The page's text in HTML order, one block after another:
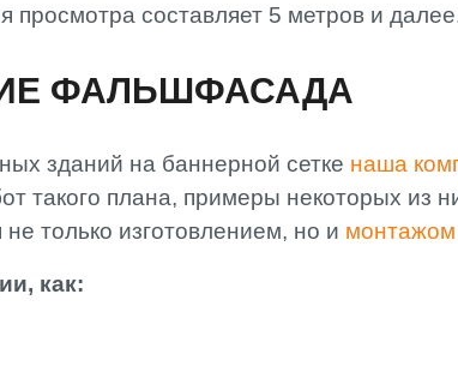
МОНТАЖ
ОПЛАТА И
просмотра составляет 5 метров и
ФАЛЬШФАСАДА
зданий на баннерной сетке наша
такого плана, примеры некоторых из
только изготовлением, но и монтажом
как: